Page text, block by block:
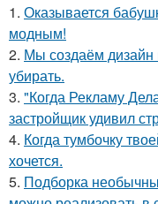
1. Оказывается
модным!
2. Мы создаём дизайн
убирать.
3. "Когда Рекламу
застройщик удивил
4. Когда тумбочку
хочется.
5. Подборка